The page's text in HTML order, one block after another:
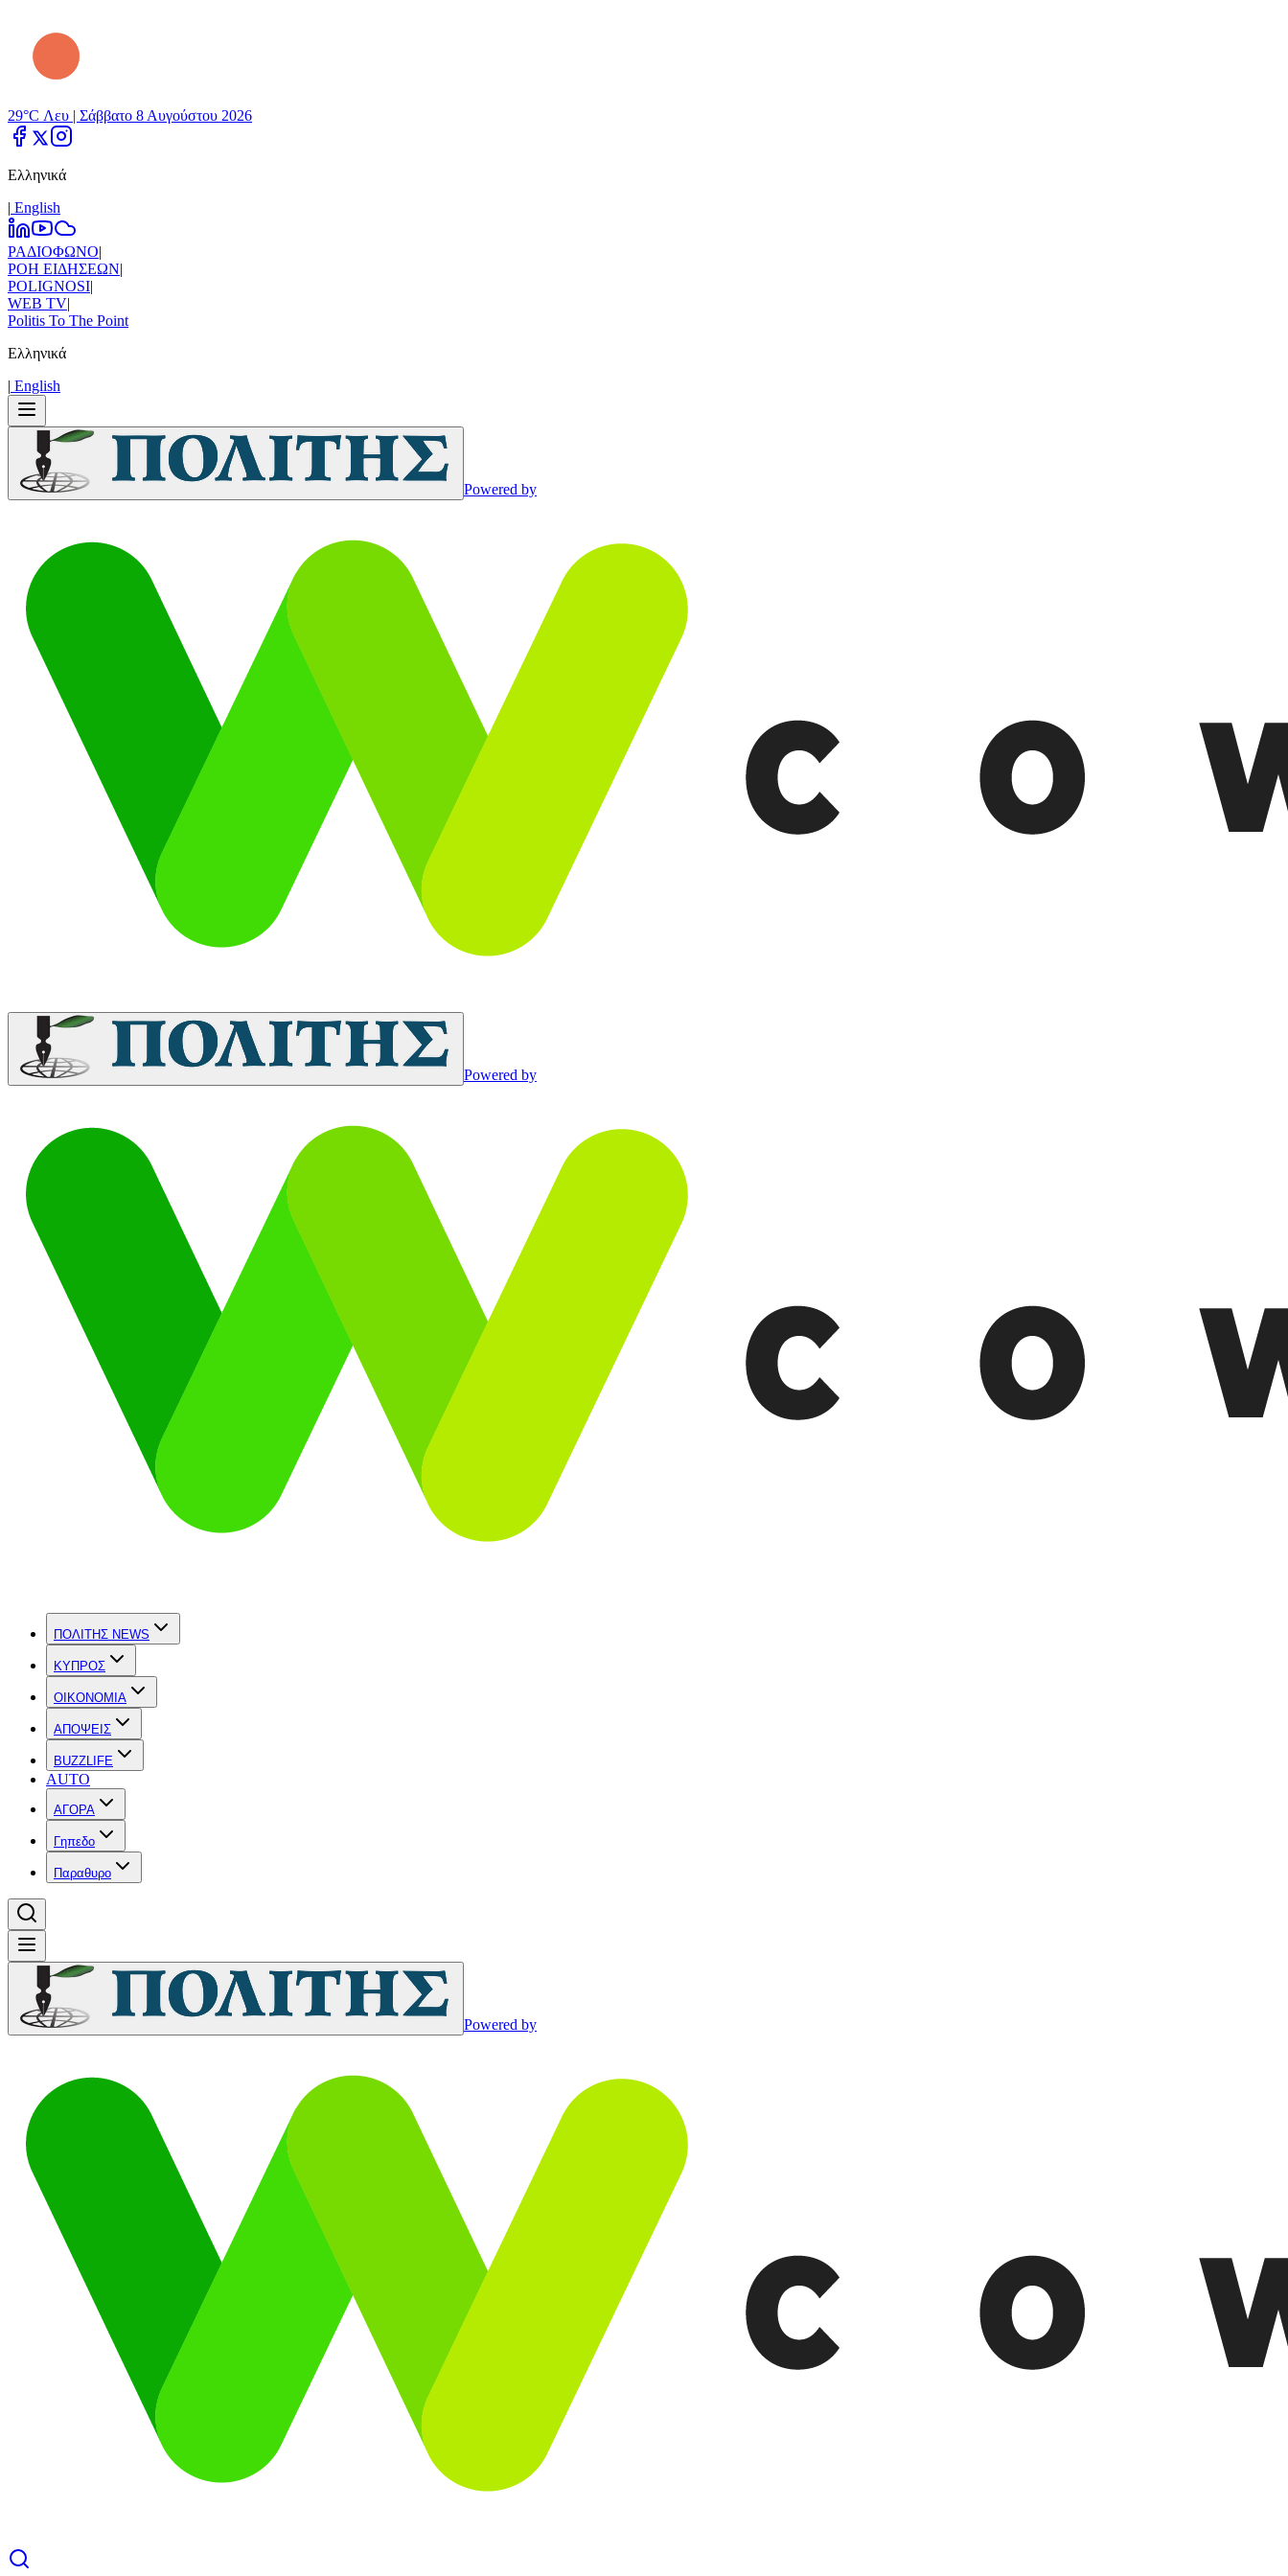
29°C Λευ | Σάββατο 8 Αυγούστου 2026
Ελληνικά
| Εnglish
ΡΑΔΙΟΦΩΝΟ|
ΡΟΗ ΕΙΔΗΣΕΩΝ|
POLIGNOSI|
WEB TV|
Politis To The Point
Ελληνικά
| Εnglish
Powered by
Powered by
ΠΟΛΙΤΗΣ NEWS
ΚΥΠΡΟΣ
OIKONOMIA
ΑΠΟΨΕΙΣ
BUZZLIFE
AUTO
ΑΓΟΡΑ
Γηπεδο
Παραθυρο
Powered by